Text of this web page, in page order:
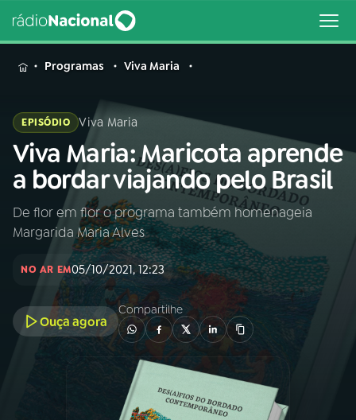
MENU
Buscar
na
Rádio
Nacional
Buscar
AO VIVO
01 INÍCIO
A RÁDIO
PROGRAMAÇÃO
Programas Viva Maria
EPISÓDIO Viva Maria
Viva Maria: Maricota aprende
a bordar viajando pelo Brasil
De flor em flor o programa também homenageia
Margarida Maria Alves
NO AR EM05/10/2021, 12:23
Ouça agora
Compartilhe